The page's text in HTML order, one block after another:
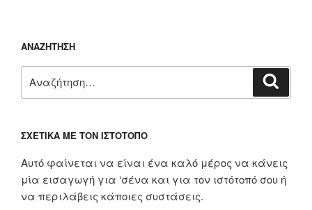
ΑΝΑΖΉΤΗΣΗ
για:
ΣΧΕΤΙΚΆ ΜΕ ΤΟΝ ΙΣΤΌΤΟΠΟ
Αυτό φαίνεται να είναι ένα καλό μέρος να κάνεις
μία εισαγωγή για ‘σένα και για τον ιστότοπό σου ή
να περιλάβεις κάποιες συστάσεις.